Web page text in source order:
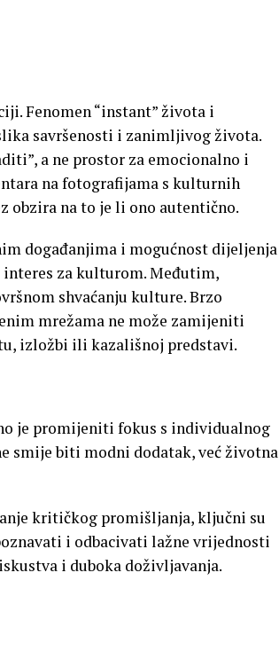
Fenomen “instant” života i
savršenosti i zanimljivog života.
a ne prostor za emocionalno i
na fotografijama s kulturnih
obzira na to je li ono autentično.
događanjima i mogućnost dijeljenja
za kulturom. Međutim,
shvaćanju kulture. Brzo
mrežama ne može zamijeniti
izložbi ili kazališnoj predstavi.
je promijeniti fokus s individualnog
smije biti modni dodatak, već životna
kritičkog promišljanja, ključni su
i odbacivati lažne vrijednosti
i duboka doživljavanja.